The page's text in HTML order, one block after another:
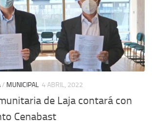
/ MUNICIPAL 4 ABRIL, 2022
de Laja contará con
Cenabast